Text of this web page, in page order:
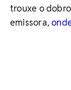
trouxe o
emissora,